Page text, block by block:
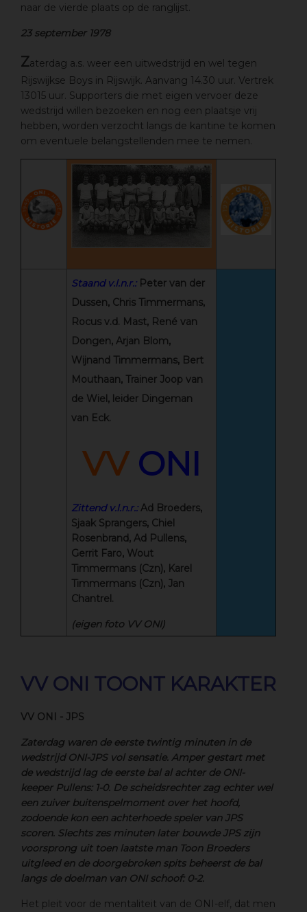
naar de vierde plaats op de ranglijst.
23 september 1978
Zaterdag a.s. weer een uitwedstrijd en wel tegen
Rijswijkse Boys in Rijswijk. Aanvang 14.30 uur. Vertrek
13015 uur. Supporters die met eigen vervoer deze
wedstrijd willen bezoeken en nog een plaatsje vrij
hebben, worden verzocht langs de kantine te komen
om eventuele belangstellenden mee te nemen.
Staand v.l.n.r.:Peter van der
Dussen, Chris Timmermans,
Rocus v.d. Mast, René van
Dongen, Arjan Blom,
Wijnand Timmermans, Bert
Mouthaan, Trainer Joop van
de Wiel, leider Dingeman
van Eck.
VV ONI
Zittend v.l.n.r.:Ad Broeders,
Sjaak Sprangers, Chiel
Rosenbrand, Ad Pullens,
Gerrit Faro, Wout
Timmermans (Czn), Karel
Timmermans (Czn), Jan
Chantrel.
(eigen foto VV ONI)
VV ONI TOONT KARAKTER
VV ONI - JPS
Zaterdag waren de eerste twintig minuten in de
wedstrijd ONI-JPS vol sensatie. Amper gestart met
de wedstrijd lag de eerste bal al achter de ONI-
keeper Pullens: 1-0. De scheidsrechter zag echter wel
een zuiver buitenspelmoment over het hoofd,
zodoende kon een achterhoede speler van JPS
scoren. Slechts zes minuten later bouwde JPS zijn
voorsprong uit toen laatste man Toon Broeders
uitgleed en de doorgebroken spits beheerst de bal
langs de doelman van ONI schoof: 0-2.
Het pleit voor de mentaliteit van de ONI-elf, dat men